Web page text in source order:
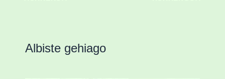
Albiste gehiago